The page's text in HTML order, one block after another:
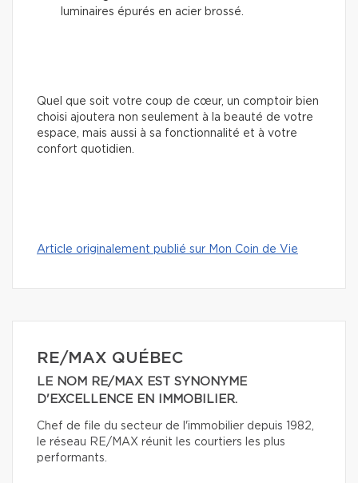
luminaires épurés en acier brossé.
Quel que soit votre coup de cœur, un comptoir bien
choisi ajoutera non seulement à la beauté de votre
espace, mais aussi à sa fonctionnalité et à votre
confort quotidien.
Article originalement publié sur Mon Coin de Vie
RE/MAX QUÉBEC
LE NOM RE/MAX EST SYNONYME
D'EXCELLENCE EN IMMOBILIER.
Chef de file du secteur de l'immobilier depuis 1982,
le réseau RE/MAX réunit les courtiers les plus
performants.